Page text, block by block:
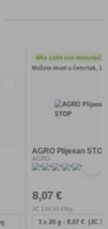
Na zalihi kod dobavljača
Možete imati u četvrtak,
AGRO Plijesan STOP
AGRO
8,07 €
134 ,50 €/kg